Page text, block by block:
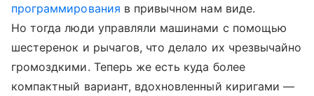
программирования в привычном нам виде.
Но тогда люди управляли машинами с помощью
шестеренок и рычагов, что делало их чрезвычайно
громоздкими. Теперь же есть куда более
компактный вариант, вдохновленный киригами —